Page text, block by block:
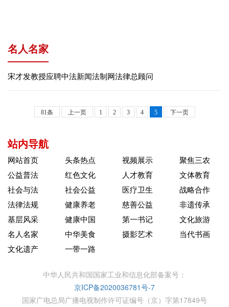
名人名家
宋才发教授应聘中法新闻法制网法律总顾问
81条 上一页 1 2 3 4 5 下一页
站内导航
网站首页 头条热点 视频展示
聚焦三农
公益普法
红色文化 人才教育
文体教育
社会与法
社会公益 医疗卫生
战略合作
法律法规
健康养老 慈善公益
非遗传承
基层风采
健康中国 第一书记
文化旅游
名人名家
中华美食 摄影艺术
当代书画
文化遗产
一带一路
中华人民共和国国家工业和信息化部备案号：
京ICP备2020036781号-7
国家广电总局广播电视制作许可证编号（京）字第17849号